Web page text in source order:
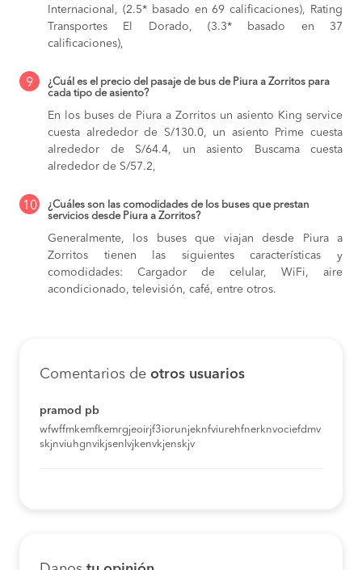
Internacional, (2.5* basado en 69 calificaciones), Rating
Transportes El Dorado, (3.3* basado en 37
calificaciones),
9
¿Cuál es el precio del pasaje de bus de Piura a Zorritos para
cada tipo de asiento?
En los buses de Piura a Zorritos un asiento King service
cuesta alrededor de S/130.0, un asiento Prime cuesta
alrededor de S/64.4,
un asiento Buscama cuesta
alrededor de S/57.2,
10
¿Cuáles son las comodidades de los buses que prestan
servicios desde Piura a Zorritos?
Generalmente, los buses que viajan desde Piura a
Zorritos tienen las siguientes características y
comodidades: Cargador de celular, WiFi, aire
acondicionado, televisión, café, entre otros.
Comentarios de otros usuarios
pramod pb
wfwffmkemfkemrgjeoirjf3iorunjeknfviurehfnerknvociefdmv
skjnviuhgnvikjsenlvjkenvkjenskjv